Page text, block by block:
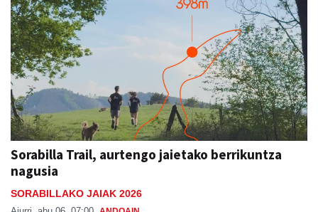
Sorabilla Trail, aurtengo jaietako berrikuntza
nagusia
SORABILLAKO JAIAK 2026